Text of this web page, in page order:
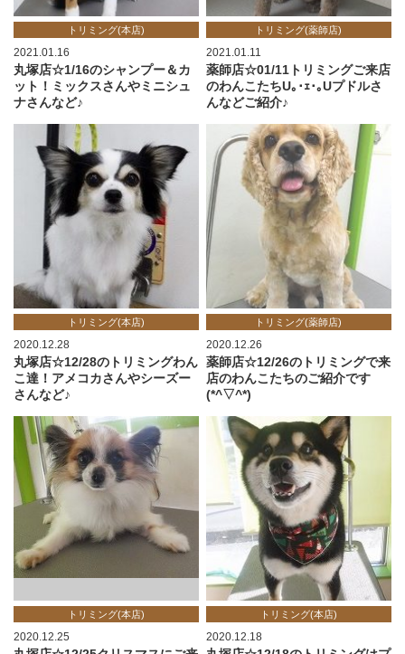
トリミング(本店)
2021.01.16
丸塚店☆1/16のシャンプー＆カ
ット！ミックスさんやミニシュ
ナさんなど♪
トリミング(薬師店)
2021.01.11
薬師店☆01/11トリミングご来店
のわんこたちU｡･ｪ･｡Uプドルさ
んなどご紹介♪
トリミング(本店)
2020.12.28
丸塚店☆12/28のトリミングわん
こ達！アメコカさんやシーズー
さんなど♪
トリミング(薬師店)
2020.12.26
薬師店☆12/26のトリミングで来
店のわんこたちのご紹介です
(*^▽^*)
トリミング(本店)
2020.12.25
トリミング(本店)
2020.12.18